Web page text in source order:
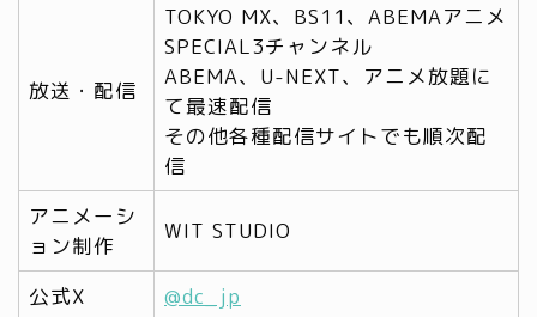
放送・配信
TOKYO MX、BS11、ABEMAアニメ
SPECIAL3チャンネル
ABEMA、U-NEXT、アニメ放題に
て最速配信
その他各種配信サイトでも順次配
信
アニメーシ
ョン制作
WIT STUDIO
公式X @dc_jp